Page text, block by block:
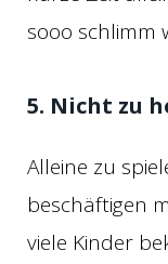
sooo schlimm
5. Nicht zu
Alleine zu
beschäftigen
viele Kinder